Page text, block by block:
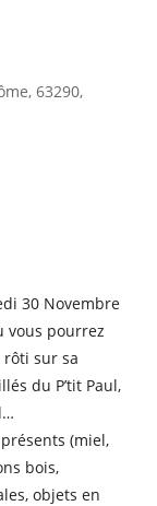
63290,
30 Novembre
vous pourrez
rôti sur sa
du P’tit Paul,
(miel,
bois,
objets en